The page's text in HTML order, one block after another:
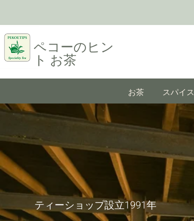
ペコーのヒン
ト お茶
お茶 スパイス
ティーショップ設立1991年